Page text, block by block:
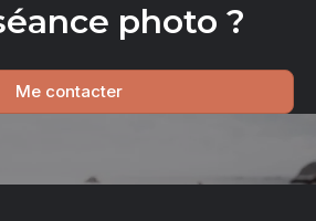
photo ?
Me contacter